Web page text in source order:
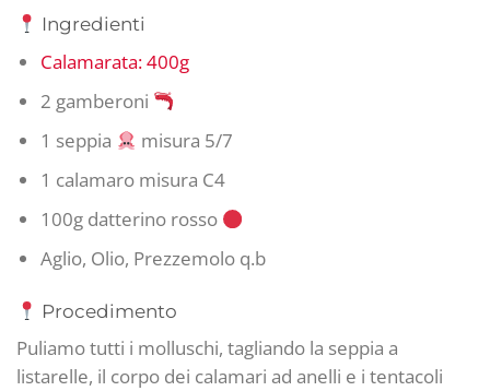
Ingredienti
Calamarata: 400g
2 gamberoni
1 seppia
misura 5/7
1 calamaro misura C4
100g datterino rosso
Aglio, Olio, Prezzemolo q.b
Procedimento
Puliamo tutti i molluschi, tagliando la seppia a
listarelle, il corpo dei calamari ad anelli e i tentacoli